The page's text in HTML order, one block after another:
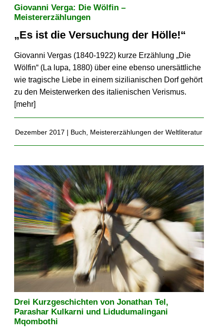
Giovanni Verga: Die Wölfin –
Meistererzählungen
„Es ist die Versuchung der Hölle!“
Giovanni Vergas (1840-1922) kurze Erzählung „Die
Wölfin“ (La lupa, 1880) über eine ebenso unersättliche
wie tragische Liebe in einem sizilianischen Dorf gehört
zu den Meisterwerken des italienischen Verismus.
mehr]
Dezember 2017 | Buch, Meistererzählungen der Weltliteratur
Drei Kurzgeschichten von Jonathan Tel,
Parashar Kulkarni und Lidudumalingani
Mqombothi